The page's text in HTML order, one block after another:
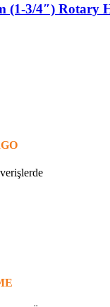
(1-3/4″) Rotary